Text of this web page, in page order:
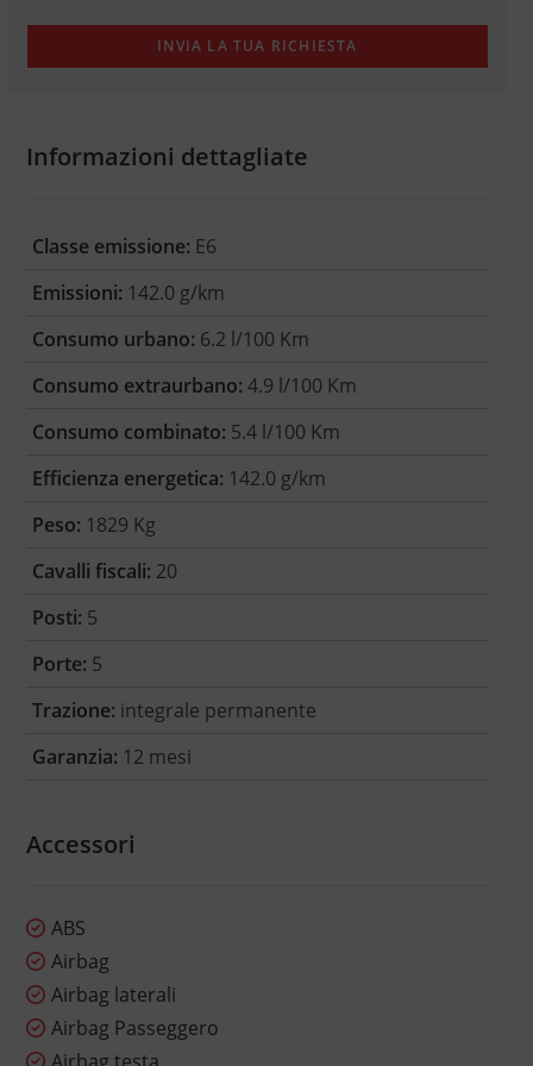
Informazioni dettagliate
Classe emissione: E6
Emissioni: 142.0 g/km
Consumo urbano: 6.2 l/100 Km
Consumo extraurbano: 4.9 l/100 Km
Consumo combinato: 5.4 l/100 Km
Efficienza energetica: 142.0 g/km
Peso: 1829 Kg
Cavalli fiscali: 20
Posti: 5
Porte: 5
Trazione: integrale permanente
Garanzia: 12 mesi
Accessori
ABS
Airbag
Airbag laterali
Airbag Passeggero